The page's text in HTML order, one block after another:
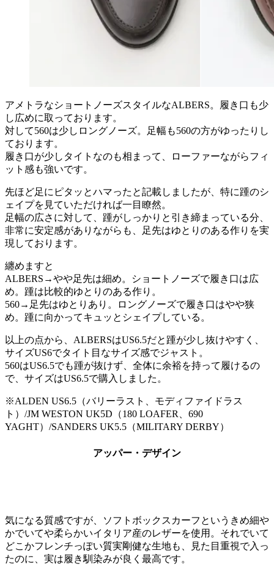
アメトラなショートノーズスタイルなALBERS。履き口も少
し広めに取っております。
対して560は少しロングノーズ。足幅も560の方がゆったりし
ております。
履き口が少しタイトなのも相まって、ローファーながらフィ
ット感も強いです。
先ほど足にピタッとハマったと記載しましたが、特に踵のシ
ェイプを見ていただければ一目瞭然。
足幅の広さに対して、踵がしっかりと引き締まっている分、
非常に安定感がありながらも、足先はゆとりのある作りを実
現しております。
纏めますと
ALBERS→やや足先は細め。ショートノーズで履き口は広
め。踵は比較的ゆとりのある作り。
560→足先はゆとりあり。ロングノーズで履き口はやや狭
め。踵に向かってキュッとシェイプしている。
以上の点から、ALBERSはUS6.5だと踵が少し抜けやすく、
サイズUS6でタイト目なサイズ感でジャスト。
560はUS6.5でも踵が抜けず、全体に余裕を持って履けるの
で、サイズはUS6.5で購入しました。
※ALDEN US6.5（バリーラスト、モディファイドラス
ト）/JM WESTON UK5D（180 LOAFER、690
YAGHT）/SANDERS UK5.5（MILITARY DERBY）
アッパー・デザイン
気になる質感ですが、ソフトボックスカーフというきめ細や
かでいてや柔らかいイタリア産のレザーを使用。それでいて
どこかフレンチっぽい質実剛健な生地も、見た目重視で入っ
たのに、実は履き馴染みが良く最高です。